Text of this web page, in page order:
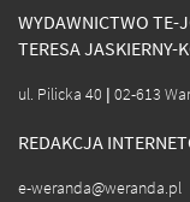
WYDAWNICTWO TE-
TERESA JASKIERNY-
ul. Pilicka 40 | 02-613
REDAKCJA
e-weranda@weranda.pl